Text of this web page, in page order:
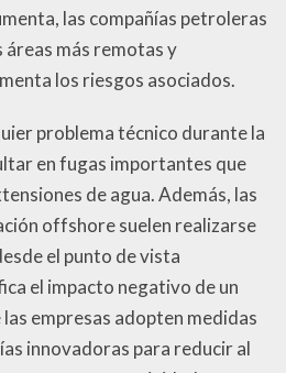
las compañías petroleras
áreas más remotas y
los riesgos asociados.
problema técnico durante la
en fugas importantes que
de agua. Además, las
offshore suelen realizarse
el punto de vista
el impacto negativo de un
empresas adopten medidas
innovadoras para reducir al